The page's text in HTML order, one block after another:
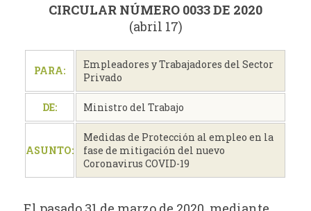
CIRCULAR NÚMERO 0033 DE 2020
(abril 17)
PARA:
Empleadores y Trabajadores del Sector
Privado
DE: Ministro del Trabajo
ASUNTO:
Medidas de Protección al empleo en la
fase de mitigación del nuevo
Coronavirus COVID-19